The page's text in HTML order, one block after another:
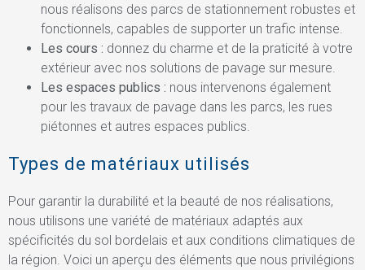
nous réalisons des parcs de stationnement robustes et
fonctionnels, capables de supporter un trafic intense.
Les cours : donnez du charme et de la praticité à votre
extérieur avec nos solutions de pavage sur mesure.
Les espaces publics : nous intervenons également
pour les travaux de pavage dans les parcs, les rues
piétonnes et autres espaces publics.
Types de matériaux utilisés
Pour garantir la durabilité et la beauté de nos réalisations,
nous utilisons une variété de matériaux adaptés aux
spécificités du sol bordelais et aux conditions climatiques de
la région. Voici un aperçu des éléments que nous privilégions